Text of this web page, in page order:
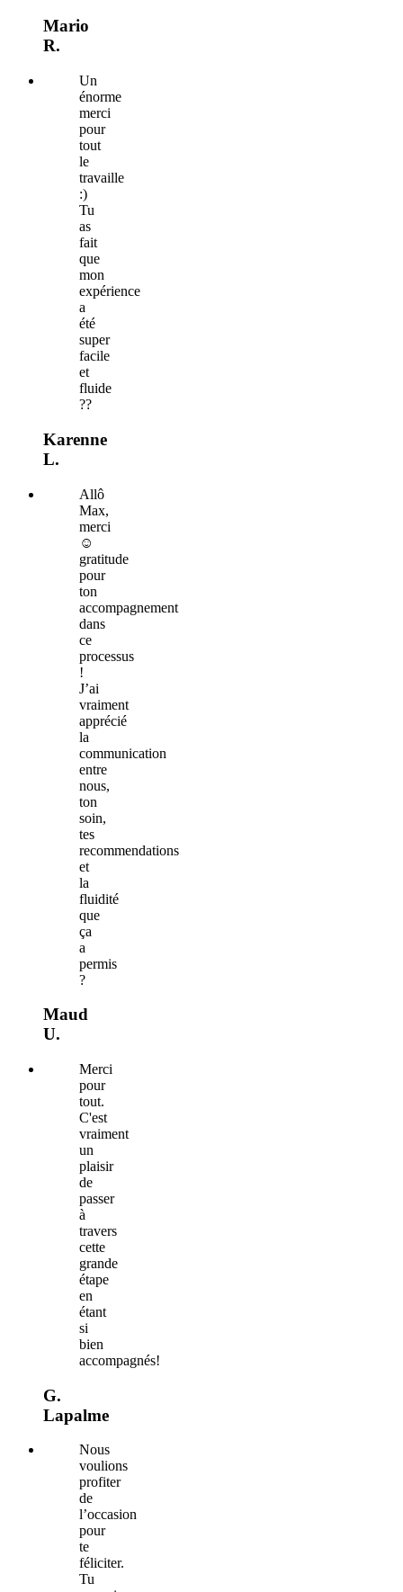
Mario
R.
Un
énorme
merci
pour
tout
le
travaille
:)
Tu
as
fait
que
mon
expérience
a
été
super
facile
et
fluide
??
Karenne
L.
Allô
Max,
merci
☺️
gratitude
pour
ton
accompagnement
dans
ce
processus
!
J’ai
vraiment
apprécié
la
communication
entre
nous,
ton
soin,
tes
recommendations
et
la
fluidité
que
ça
a
permis
?
Maud
U.
Merci
pour
tout.
C'est
vraiment
un
plaisir
de
passer
à
travers
cette
grande
étape
en
étant
si
bien
accompagnés!
G.
Lapalme
Nous
voulions
profiter
de
l’occasion
pour
te
féliciter.
Tu